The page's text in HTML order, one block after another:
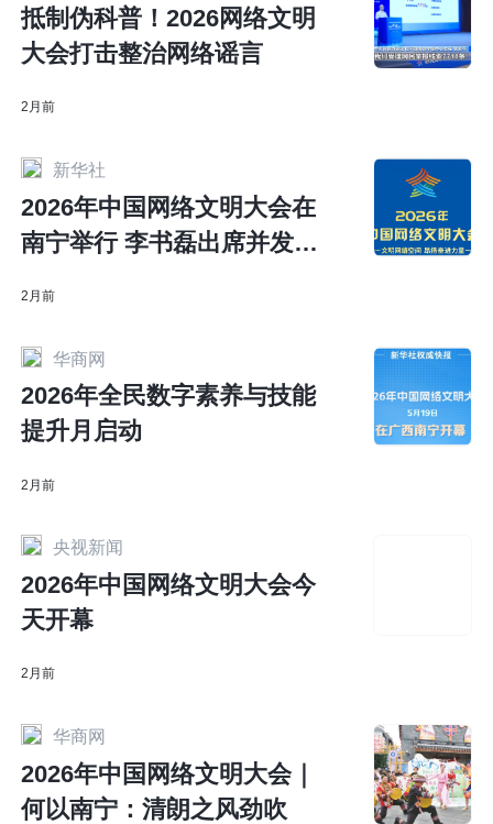
抵制伪科普！2026网络文明
大会打击整治网络谣言
2月前
新华社
2026年中国网络文明大会在
南宁举行 李书磊出席并发表
2月前
华商网
2026年全民数字素养与技能
提升月启动
2月前
央视新闻
2026年中国网络文明大会今
天开幕
2月前
华商网
2026年中国网络文明大会｜
何以南宁：清朗之风劲吹